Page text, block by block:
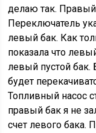
делаю так.
Переключатель
левый бак. Как
показала что
левый пустой бак.
будет
Топливный насос
правый бак я не
счет левого бака.